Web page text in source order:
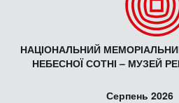
НАЦІОНАЛЬНИЙ
НЕБЕСНОЇ СОТНІ – МУЗЕЙ
Серпень 2026